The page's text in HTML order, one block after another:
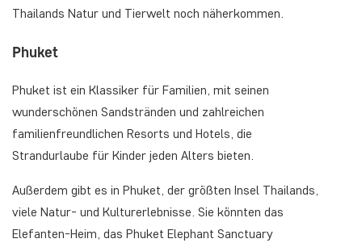
Thailands Natur und Tierwelt noch näherkommen.
Phuket
Phuket ist ein Klassiker für Familien, mit seinen
wunderschönen Sandstränden und zahlreichen
familienfreundlichen Resorts und Hotels, die
Strandurlaube für Kinder jeden Alters bieten.
Außerdem gibt es in Phuket, der größten Insel Thailands,
viele Natur- und Kulturerlebnisse. Sie könnten das
Elefanten-Heim, das Phuket Elephant Sanctuary